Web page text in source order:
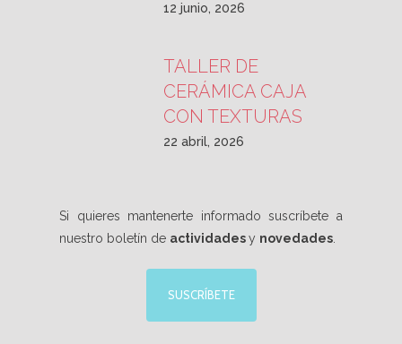
12 junio, 2026
TALLER DE
CERÁMICA CAJA
CON TEXTURAS
22 abril, 2026
Si quieres mantenerte informado suscríbete a
nuestro boletín de actividadesy novedades
SUSCRÍBETE